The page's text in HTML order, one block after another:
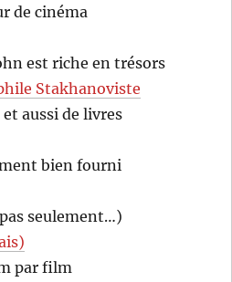
de cinéma
est riche en trésors
Stakhanoviste
aussi de livres
bien fourni
seulement…)
par film